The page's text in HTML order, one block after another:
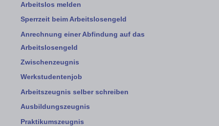
Arbeitslos melden
Sperrzeit beim Arbeitslosengeld
Anrechnung einer Abfindung auf das
Arbeitslosengeld
Zwischenzeugnis
Werkstudentenjob
Arbeitszeugnis selber schreiben
Ausbildungszeugnis
Praktikumszeugnis